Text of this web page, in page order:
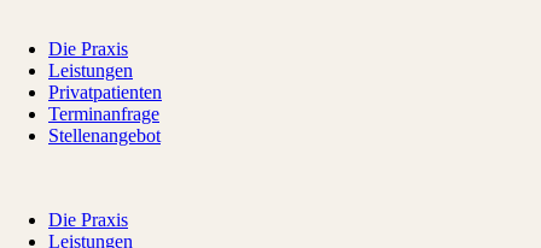
Die Praxis
Leistungen
Privatpatienten
Terminanfrage
Stellenangebot
Die Praxis
Leistungen